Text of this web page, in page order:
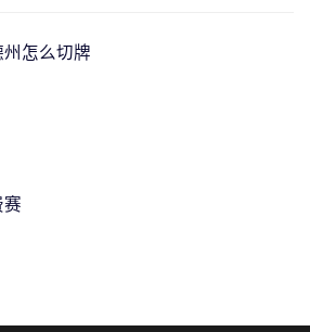
州怎么切牌
赛